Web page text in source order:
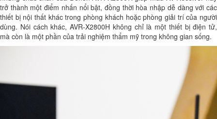
trở thành một điểm nhấn nổi bật, đồng thời hòa nhập dễ dàng với các
thiết bị nội thất khác trong phòng khách hoặc phòng giải trí của người
dùng. Nói cách khác, AVR-X2800H không chỉ là một thiết bị điện tử,
mà còn là một phần của trải nghiệm thẩm mỹ trong không gian sống.